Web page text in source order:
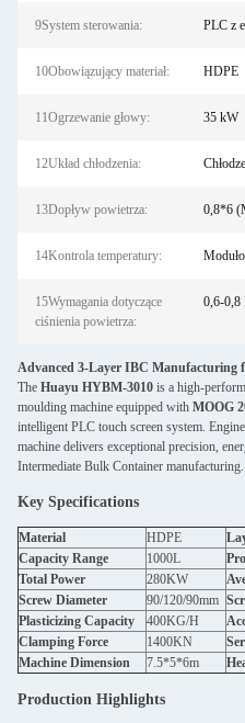
9System sterowania: PLC z
10Obowiązujący materiał: HDPE
11Ogrzewanie głowy: 35 kW
12Układ chłodzenia:
13Dopływ powietrza: 0,8*6
14Kontrola temperatury:
15Wymagania dotyczące
ciśnienia powietrza:
0,6-0,8
Advanced 3-Layer IBC Manufacturing
The Huayu HYBM-3010 is a high-
moulding machine equipped with MOOG
intelligent PLC touch screen system.
machine delivers exceptional precision,
Intermediate Bulk Container manufacturing.
Key Specifications
Material HDPE
Capacity Range
1000L
Total Power
280KW
Screw Diameter
90/120/90mm
Plasticizing Capacity
400KG/H
Clamping Force
1400KN
Machine Dimension
7.5*5*6m
Production Highlights